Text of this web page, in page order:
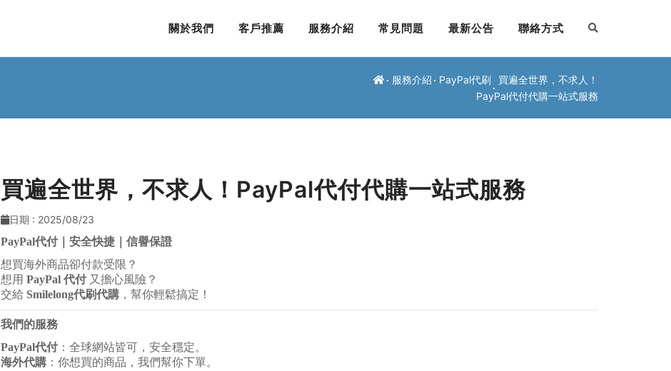
關於我們 客戶推薦 服務介紹 常見問題 最新公告 聯絡方式
服務介紹 PayPal代刷
買遍全世界，不求人！
PayPal代付代購一站式服務
買遍全世界，不求人！PayPal代付代購一站式服務
日期 : 2025/08/23
PayPal代付｜安全快捷｜信譽保證
想買海外商品卻付款受限？
想用 PayPal 代付又擔心風險？
交給 Smilelong代刷代購，幫你輕鬆搞定！
我們的服務
PayPal代付：全球網站皆可，安全穩定。
海外代購：你想買的商品，我們幫你下單。